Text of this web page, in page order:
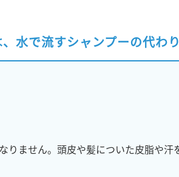
水で流すシャンプーの代わ
りません。頭皮や髪についた皮脂や